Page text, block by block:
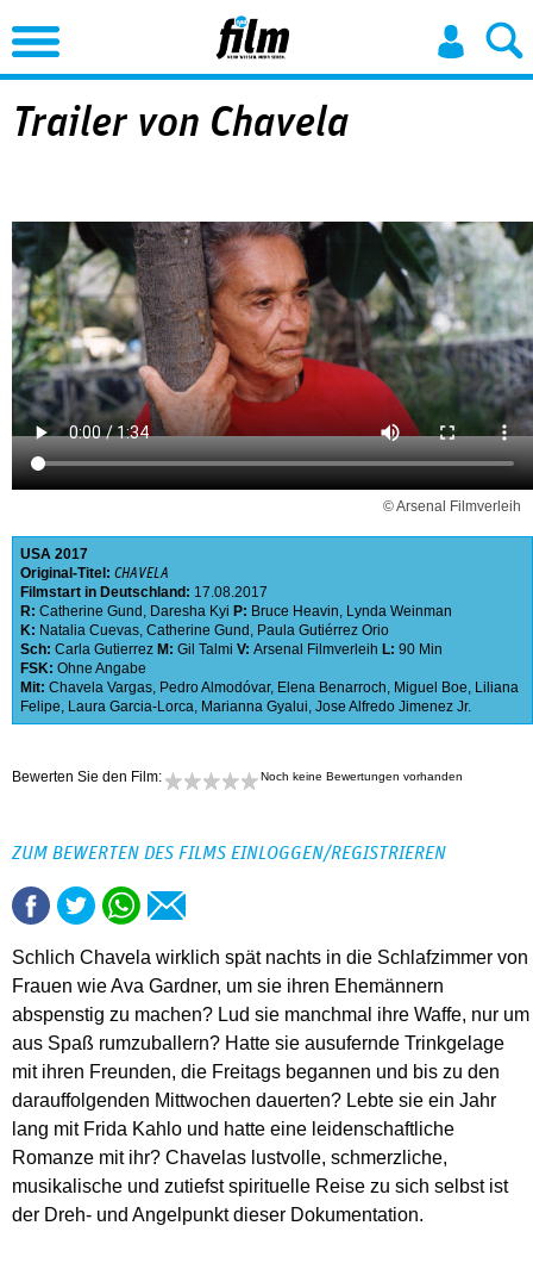
Jump to Navigation
Trailer von Chavela
© Arsenal Filmverleih
USA 2017
Original-Titel: CHAVELA
Filmstart in Deutschland: 17.08.2017
R: Catherine Gund , Daresha Kyi P: Bruce Heavin, Lynda Weinman
K: Natalia Cuevas, Catherine Gund , Paula Gutiérrez Orio
Sch: Carla Gutierrez M: Gil Talmi V: Arsenal Filmverleih L: 90 Min
FSK: Ohne Angabe
Mit: Chavela Vargas, Pedro Almodóvar, Elena Benarroch, Miguel Boe, Liliana
Felipe, Laura Garcia-Lorca, Marianna Gyalui, Jose Alfredo Jimenez Jr.
Bewerten Sie den Film: Noch keine Bewertungen vorhanden
ZUM BEWERTEN DES FILMS EINLOGGEN/REGISTRIEREN
Schlich Chavela wirklich spät nachts in die Schlafzimmer von
Frauen wie Ava Gardner, um sie ihren Ehemännern
abspenstig zu machen? Lud sie manchmal ihre Waffe, nur um
aus Spaß rumzuballern? Hatte sie ausufernde Trinkgelage
mit ihren Freunden, die Freitags begannen und bis zu den
darauffolgenden Mittwochen dauerten? Lebte sie ein Jahr
lang mit Frida Kahlo und hatte eine leidenschaftliche
Romanze mit ihr? Chavelas lustvolle, schmerzliche,
musikalische und zutiefst spirituelle Reise zu sich selbst ist
der Dreh- und Angelpunkt dieser Dokumentation.